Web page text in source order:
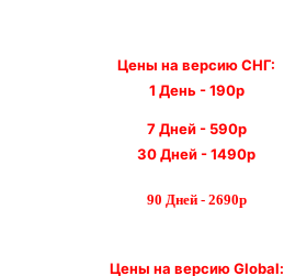
Цены на версию СНГ:
1 День - 190р
7 Дней - 590р
30 Дней - 1490р
90 Дней - 2690р
Цены на версию Global: